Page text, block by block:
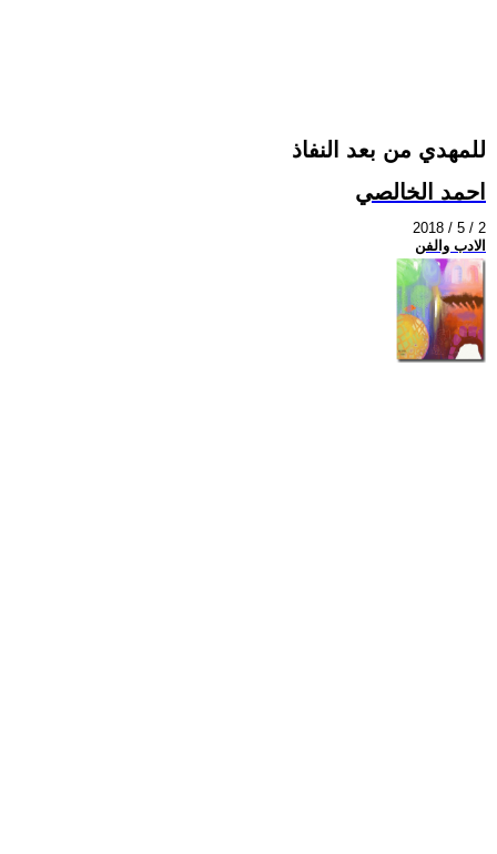
للمهدي من بعد النفاذ
احمد الخالصي
2018 / 5 / 2
الادب والفن